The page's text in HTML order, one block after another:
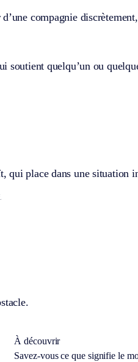
compagnie
soutient quelqu’un ou
qui place dans une situation
À découvrir
Savez-vous ce que signifie le